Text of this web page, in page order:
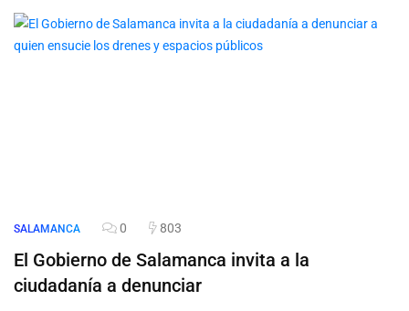
SALAMANCA 0 803
El Gobierno de Salamanca invita a la
ciudadanía a denunciar